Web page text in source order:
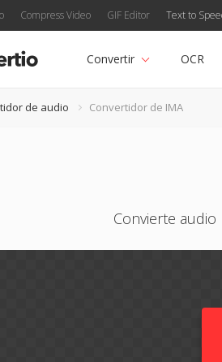
Compress Video GIF Editor Text to
Convertir OCR
de audio Convertidor de IMA
Convierte audio